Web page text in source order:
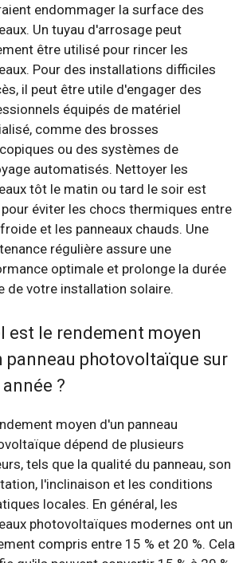
endommager la surface des
Un tuyau d'arrosage peut
être utilisé pour rincer les
Pour des installations difficiles
il peut être utile d'engager des
équipés de matériel
comme des brosses
ou des systèmes de
automatisés. Nettoyer les
tôt le matin ou tard le soir est
éviter les chocs thermiques entre
et les panneaux chauds. Une
régulière assure une
optimale et prolonge la durée
de votre installation solaire.
est le rendement moyen
panneau photovoltaïque sur
?
moyen d'un panneau
dépend de plusieurs
tels que la qualité du panneau, son
l'inclinaison et les conditions
locales. En général, les
photovoltaïques modernes ont un
compris entre 15 % et 20 %. Cela